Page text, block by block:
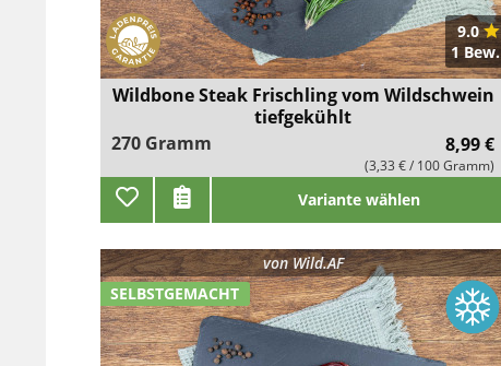
9.0
1 Bew.
Wildbone Steak Frischling vom Wildschwein
tiefgekühlt
270 Gramm
8,99 €
(3,33 € / 100 Gramm)
Variante wählen
SELBSTGEMACHT
vonWild.AF